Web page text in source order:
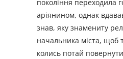
покоління переходила
аріянином, однак
знав, яку знамениту
начальника міста, щоб
колись потай